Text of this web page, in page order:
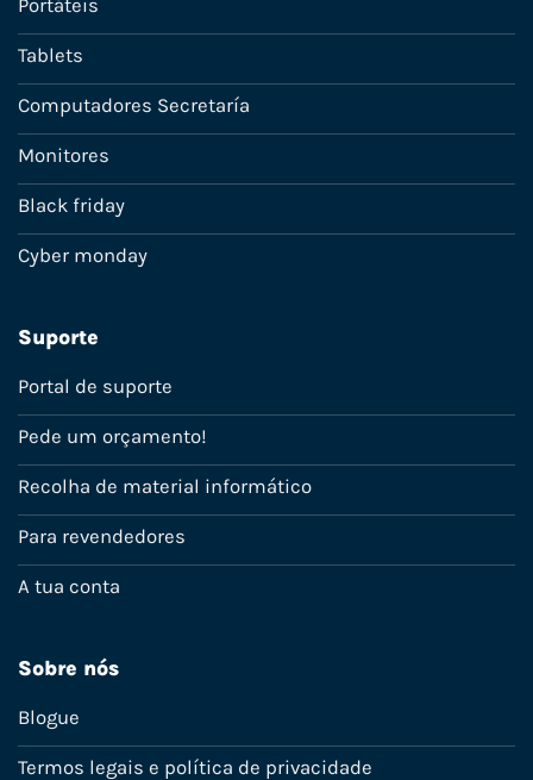
Portáteis
Tablets
Computadores Secretaría
Monitores
Black friday
Cyber monday
Suporte
Portal de suporte
Pede um orçamento!
Recolha de material informático
Para revendedores
A tua conta
Sobre nós
Blogue
Termos legais e política de privacidade